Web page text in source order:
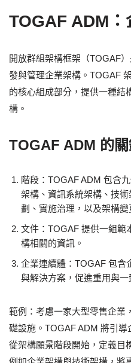
TOGAF ADM
開放群組架構框架（TOGAF
發與管理企業架構。TOGAF
的核心組成部分，提供一種結
構。
TOGAF ADM 的關
階段：TOGAF ADM 包含
架構、資訊系統架構、技
劃、實施治理，以及架構變
文件：TOGAF 提供一組範
構相關的資訊。
企業連續體：TOGAF 包含
與解決方案，促進重用與一
範例：考慮一家大型零售企業
礎設施。TOGAF ADM 將引導
從架構願景階段開始，定義目